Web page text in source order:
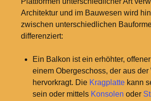
Architektur und im Bauwesen wird
zwischen unterschiedlichen
differenziert:
Ein Balkon ist ein erhöhter,
einem Obergeschoss, der aus der
hervorkragt. Die Kragplattekann
sein oder mittels Konsolen oder